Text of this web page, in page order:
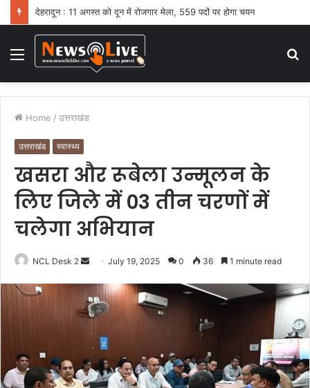
देहरादून : 11 अगस्त को दून में रोजगार मेला, 559 पदों पर होगा चयन
Menu
Home / उत्तराखंड
उत्तराखंड स्वास्थ्य
खसरा और रूबेला उन्मूलन के
लिए जिले में 03 तीन चरणों में
चलेगा अभियान
NCL Desk 2
n
d
e
m
July 19, 2025 0 36 1 minute read